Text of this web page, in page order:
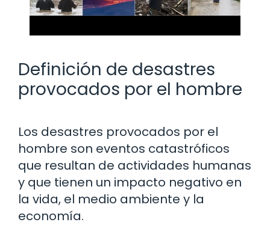
Definición de desastres
provocados por el hombre
Los desastres provocados por el
hombre son eventos catastróficos
que resultan de actividades humanas
y que tienen un impacto negativo en
la vida, el medio ambiente y la
economía.